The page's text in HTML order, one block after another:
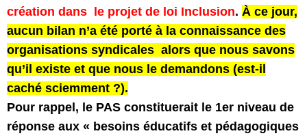
création dans le projet de loi Inclusion. À ce jour,
aucun bilan n’a été porté à la connaissance des
organisations syndicales alors que nous savons
qu’il existe et que nous le demandons (est-il
caché sciemment ?).
Pour rappel, le PAS constituerait le 1er niveau de
réponse aux « besoins éducatifs et pédagogiques